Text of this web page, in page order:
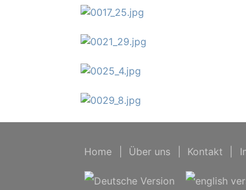
Home Über uns Kontakt